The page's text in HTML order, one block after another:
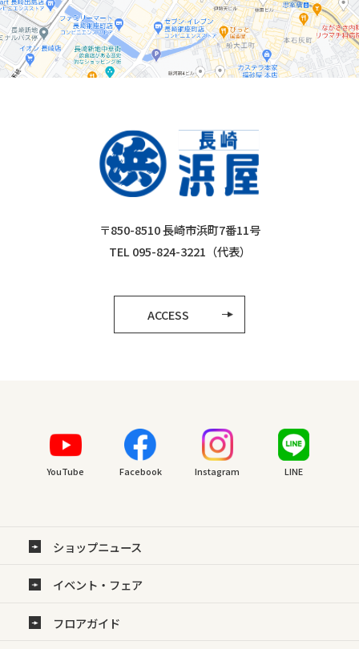
〒850-8510 長崎市浜町7番11号
TEL 095-824-3221（代表）
ACCESS
YouTube Facebook Instagram LINE
ショップニュース
イベント・フェア
フロアガイド